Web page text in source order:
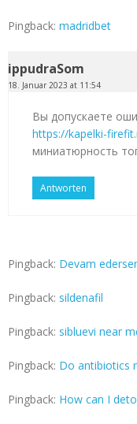
Pingback: madridbet
ippudraSom
18. Januar 2023 at 11:54
Вы допускаете
https://kapelki-
миниатюрность
Antworten
Pingback: Devam
Pingback: sildenafil
Pingback: sibluevi near
Pingback: Do antibiotics
Pingback: How can I